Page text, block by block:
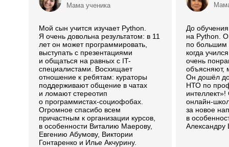
До
на Python.
по большим
когда
очень
объясняют,
Он дошёл
НТО по
онлайн-
за новое
в
Александру
Мой сын учится изучает Python.
Я очень довольна результатом: в 11
лет он может программировать,
выступать с презентациями
и общаться на равных с IT-
специалистами. Восхищает
отношение к ребятам: кураторы
поддерживают общение в чатах
и ломают стереотип
о программистах-социофобах.
Огромное спасибо всем
причастным к организации курсов,
в особенности Виталию Маерову,
Евгению Абумову, Виктории
Гонтаренко и Илье Акчурину.
Мама ученика